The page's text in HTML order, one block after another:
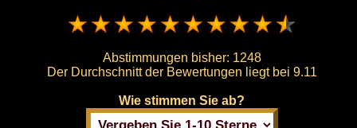
Abstimmungen bisher: 1248
Der Durchschnitt der Bewertungen liegt bei 9.11
Wie stimmen Sie ab?